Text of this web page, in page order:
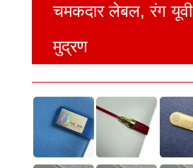
चमकदार लेबल, रंग यूवी
मुद्रण